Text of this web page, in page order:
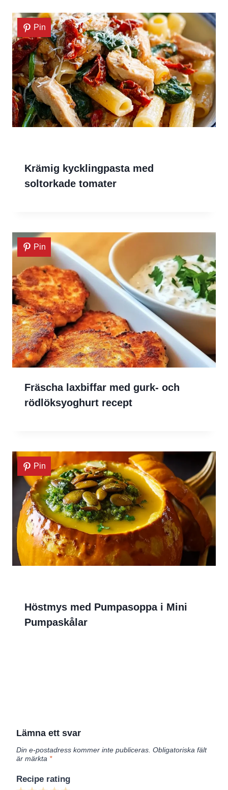
Pin
Krämig kycklingpasta med
soltorkade tomater
Pin
Fräscha laxbiffar med gurk- och
rödlöksyoghurt recept
Pin
Höstmys med Pumpasoppa i Mini
Pumpaskålar
Lämna ett svar
Din e-postadress kommer inte publiceras. Obligatoriska fält
är märkta *
Recipe rating